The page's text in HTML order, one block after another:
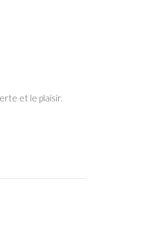
et le plaisir.